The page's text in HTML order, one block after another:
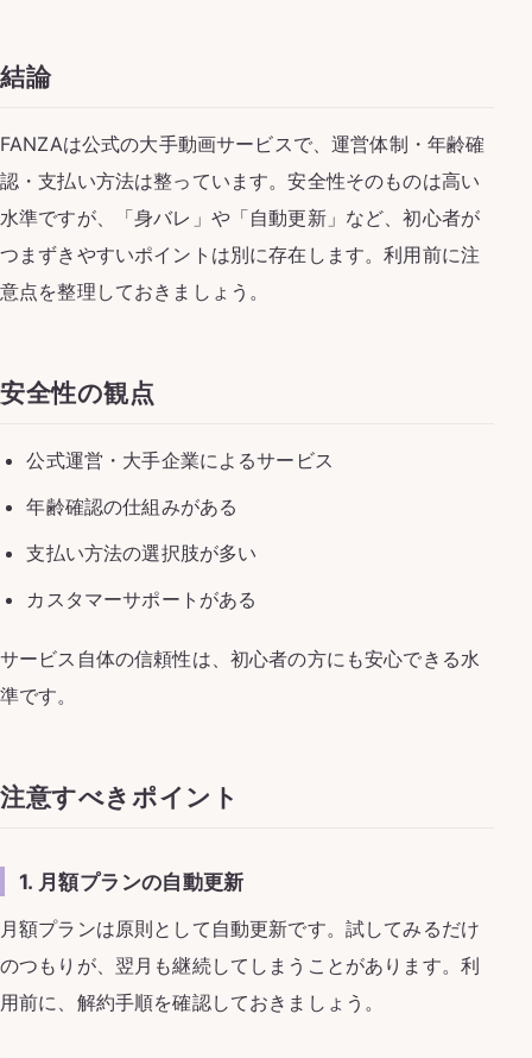
結論
FANZAは公式の大手動画サービスで、運営体制・年齢確
認・支払い方法は整っています。安全性そのものは高い
水準ですが、「身バレ」や「自動更新」など、初心者が
つまずきやすいポイントは別に存在します。利用前に注
意点を整理しておきましょう。
安全性の観点
公式運営・大手企業によるサービス
年齢確認の仕組みがある
支払い方法の選択肢が多い
カスタマーサポートがある
サービス自体の信頼性は、初心者の方にも安心できる水
準です。
注意すべきポイント
1. 月額プランの自動更新
月額プランは原則として自動更新です。試してみるだけ
のつもりが、翌月も継続してしまうことがあります。利
用前に、解約手順を確認しておきましょう。